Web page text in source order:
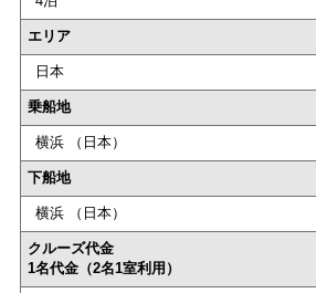
エリア
日本
乗船地
横浜 （日本）
下船地
横浜 （日本）
クルーズ代金
1名代金（2名1室利用）